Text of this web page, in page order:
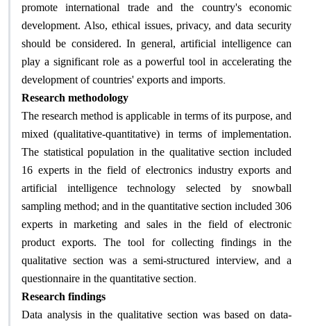
promote international trade and the country's economic
development. Also, ethical issues, privacy, and data security
should be considered. In general, artificial intelligence can
play a significant role as a powerful tool in accelerating the
development of countries' exports and imports.
Research methodology
The research method is applicable in terms of its purpose, and
mixed (qualitative-quantitative) in terms of implementation.
The statistical population in the qualitative section included
16 experts in the field of electronics industry exports and
artificial intelligence technology selected by snowball
sampling method; and in the quantitative section included 306
experts in marketing and sales in the field of electronic
product exports. The tool for collecting findings in the
qualitative section was a semi-structured interview, and a
questionnaire in the quantitative section.
Research findings
Data analysis in the qualitative section was based on data-